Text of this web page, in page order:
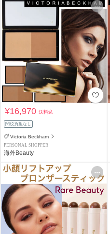
¥16,970送料込
関税負担なし
Victoria Beckham
PERSONAL SHOPPER
海外Beauty